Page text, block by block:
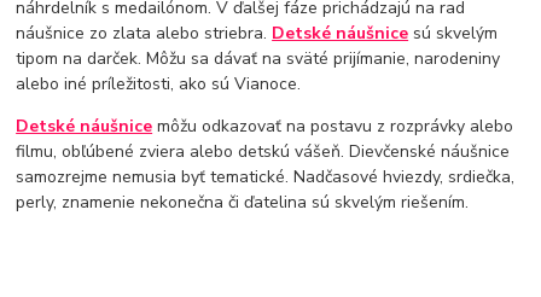
náhrdelník s medailónom. V ďalšej fáze prichádzajú na rad
náušnice zo zlata alebo striebra. Detské náušnice sú skvelým
tipom na darček. Môžu sa dávať na sväté prijímanie, narodeniny
alebo iné príležitosti, ako sú Vianoce.
Detské náušnice môžu odkazovať na postavu z rozprávky alebo
filmu, obľúbené zviera alebo detskú vášeň. Dievčenské náušnice
samozrejme nemusia byť tematické. Nadčasové hviezdy, srdiečka,
perly, znamenie nekonečna či ďatelina sú skvelým riešením.